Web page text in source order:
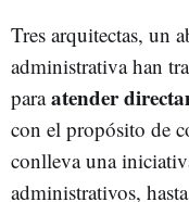
Tres arquitectas, un
administrativa han
paraatender
con el propósito de
conlleva una
administrativos,